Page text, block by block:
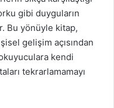
gibi duyguların
Bu yönüyle kitap,
gelişim açısından
kendi
tekrarlamamayı